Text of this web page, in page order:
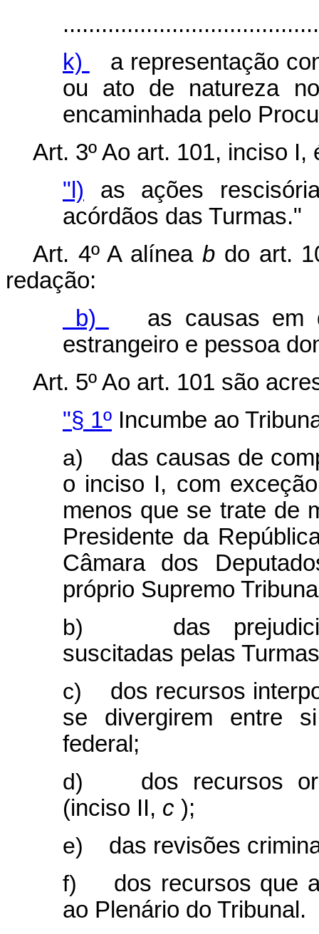
k)
a representação
ou ato de natureza
encaminhada pelo
Art. 3º Ao art. 101, inciso
"l) as ações
acórdãos das Turmas."
Art. 4º A alínea b do art.
redação:
b)
as causas em
estrangeiro e pessoa
Art. 5º Ao art. 101 são
"§ 1º Incumbe ao
a) das causas de
o inciso I, com
menos que se trate de
Presidente da
Câmara dos
próprio Supremo
b) das
suscitadas pelas
c) dos recursos
se divergirem entre
federal;
d) dos recursos
(inciso II, c );
e) das revisões
f) dos recursos que
ao Plenário do Tribunal.